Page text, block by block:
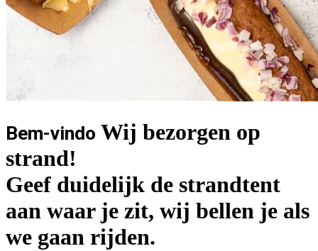
Bem-vindo Wij bezorgen op
strand!
Geef duidelijk de strandtent
aan waar je zit, wij bellen je als
we gaan rijden.